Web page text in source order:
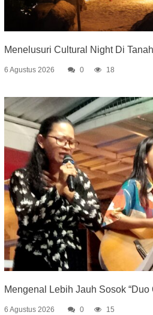
Menelusuri Cultural Night Di
6 Agustus 2026 0 18
Mengenal Lebih Jauh Sosok “Duo
6 Agustus 2026 0 15